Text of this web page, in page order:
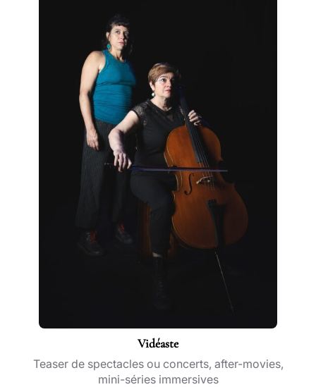
Vidéaste
Teaser de spectacles ou concerts, after-movies,
mini-séries immersives